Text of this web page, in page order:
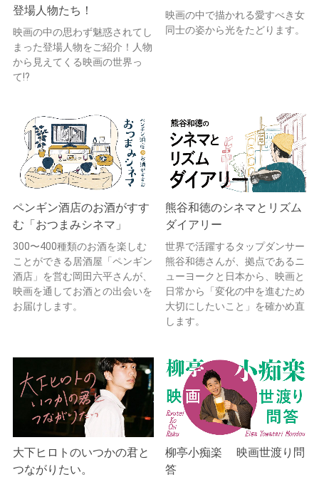
登場人物たち！
映画の中の思わず魅惑されてし
まった登場人物をご紹介！人物
から見えてくる映画の世界っ
て!?
映画の中で描かれる愛すべき女
同士の姿から光をたどります。
ペンギン酒店のお酒がすす
む「おつまみシネマ」
300〜400種類のお酒を楽しむ
ことができる居酒屋「ペンギン
酒店」を営む岡田六平さんが、
映画を通してお酒との出会いを
お届けします。
熊谷和徳のシネマとリズム
ダイアリー
世界で活躍するタップダンサー
熊谷和徳さんが、拠点であるニ
ューヨークと日本から、映画と
日常から「変化の中を進むため
大切にしたいこと」を確かめ直
します。
大下ヒロトのいつかの君と
つながりたい。
柳亭小痴楽 映画世渡り問
答